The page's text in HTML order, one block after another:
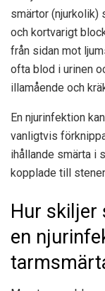
smärtor (njurkolik)
och kortvarigt
från sidan mot
ofta blod i urinen
illamående och
En njurinfektion
vanligtvis
ihållande smärta i
kopplade till
Hur skiljer
en